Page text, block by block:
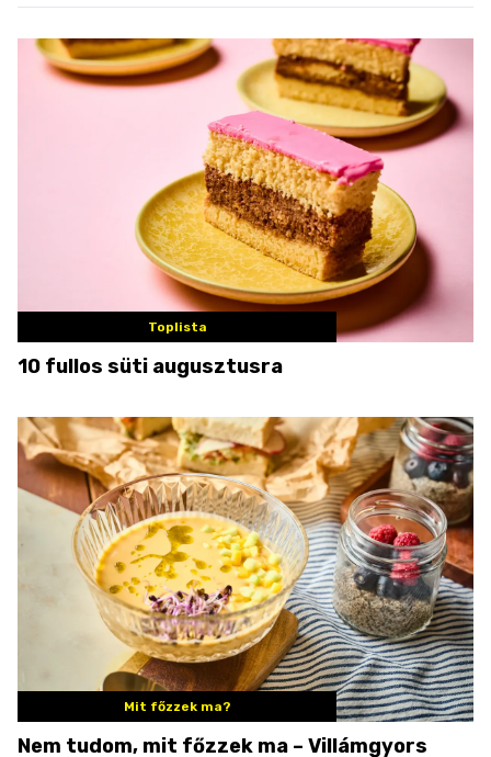
Toplista
10 fullos süti augusztusra
Mit főzzek ma?
Nem tudom, mit főzzek ma – Villámgyors